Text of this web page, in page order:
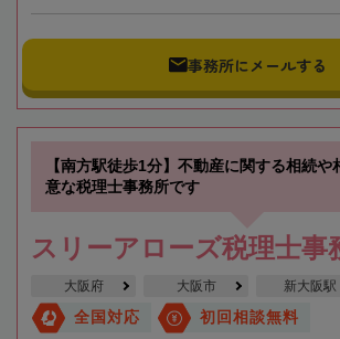
事務所にメールする
【南方駅徒歩1分】不動産に関する相続や
意な税理士事務所です
スリーアローズ税理士事
大阪府 大阪市 新大阪駅
全国対応 初回相談無料